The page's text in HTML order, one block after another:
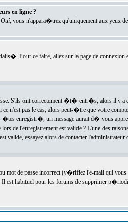
en ligne ?
Oui, vous n'appara�trez qu'uniquement aux yeux
Pour ce faire, allez sur la page de connexion
S'ils ont correctement �t� entr�s, alors il y
n'est pas le cas, alors peut-�tre que votre
enregistr�, un message aurait d� vous
de l'enregistrement est valide ? L'une des
valide, essayez alors de contacter l'administrateur
mot de passe incorrect (v�rifiez l'e-mail qui
habituel pour les forums de supprimer